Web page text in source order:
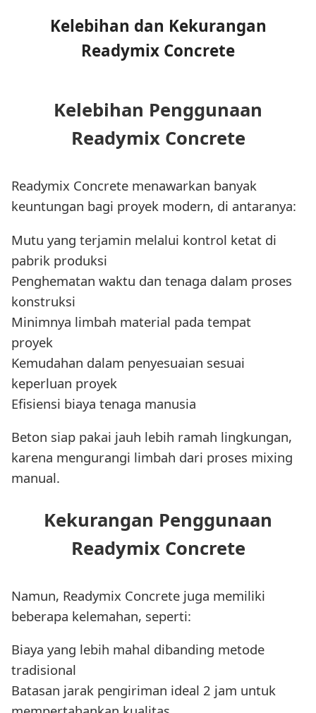
Kelebihan dan Kekurangan
Readymix Concrete
Kelebihan Penggunaan
Readymix Concrete
Readymix Concrete menawarkan banyak
keuntungan bagi proyek modern, di antaranya:
Mutu yang terjamin melalui kontrol ketat di
pabrik produksi
Penghematan waktu dan tenaga dalam proses
konstruksi
Minimnya limbah material pada tempat
proyek
Kemudahan dalam penyesuaian sesuai
keperluan proyek
Efisiensi biaya tenaga manusia
Beton siap pakai jauh lebih ramah lingkungan,
karena mengurangi limbah dari proses mixing
manual.
Kekurangan Penggunaan
Readymix Concrete
Namun, Readymix Concrete juga memiliki
beberapa kelemahan, seperti:
Biaya yang lebih mahal dibanding metode
tradisional
Batasan jarak pengiriman ideal 2 jam untuk